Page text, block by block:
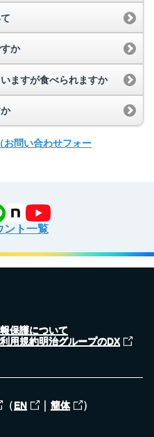
か
ますが食べられますか
（お問い合わせフォー
ント一覧
保護について
用規約明治グループのDX
（EN ｜ 簡体 ）